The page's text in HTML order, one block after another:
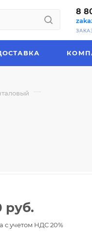
8
—
руб.
с учетом НДС 20%